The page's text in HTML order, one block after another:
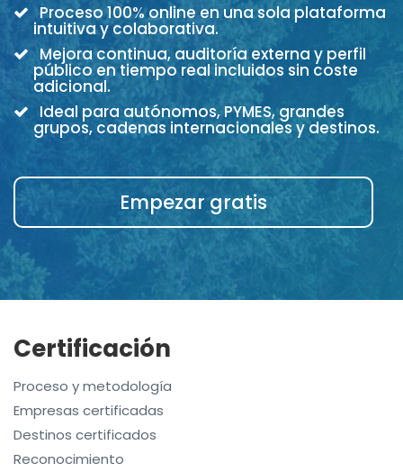
Proceso 100% online en una sola plataforma
intuitiva y colaborativa.
Mejora continua, auditoría externa y perfil
público en tiempo real incluidos sin coste
adicional.
Ideal para autónomos, PYMES, grandes
grupos, cadenas internacionales y destinos.
Empezar gratis
Certificación
Proceso y metodología
Empresas certificadas
Destinos certificados
Reconocimiento